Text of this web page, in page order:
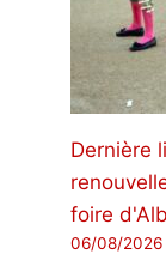
Dernière
foire
06/08/2026